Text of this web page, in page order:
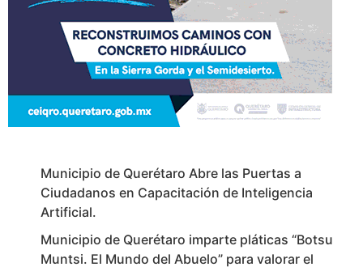
Municipio de Querétaro Abre las Puertas a
Ciudadanos en Capacitación de Inteligencia
Artificial.
Municipio de Querétaro imparte pláticas “Botsu
Muntsi. El Mundo del Abuelo” para valorar el